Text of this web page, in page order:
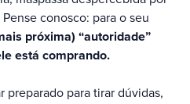
conosco: para o seu
próxima) “autoridade”
está comprando.
preparado para tirar dúvidas,